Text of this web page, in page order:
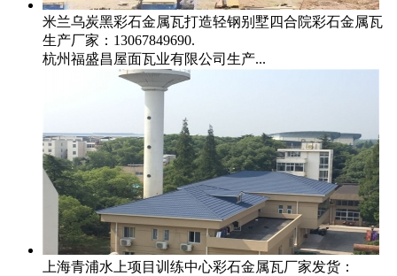
米兰乌炭黑彩石金属瓦打造轻钢别墅四合院彩石金属瓦
生产厂家：13067849690.
杭州福盛昌屋面瓦业有限公司生产...
上海青浦水上项目训练中心彩石金属瓦厂家发货：